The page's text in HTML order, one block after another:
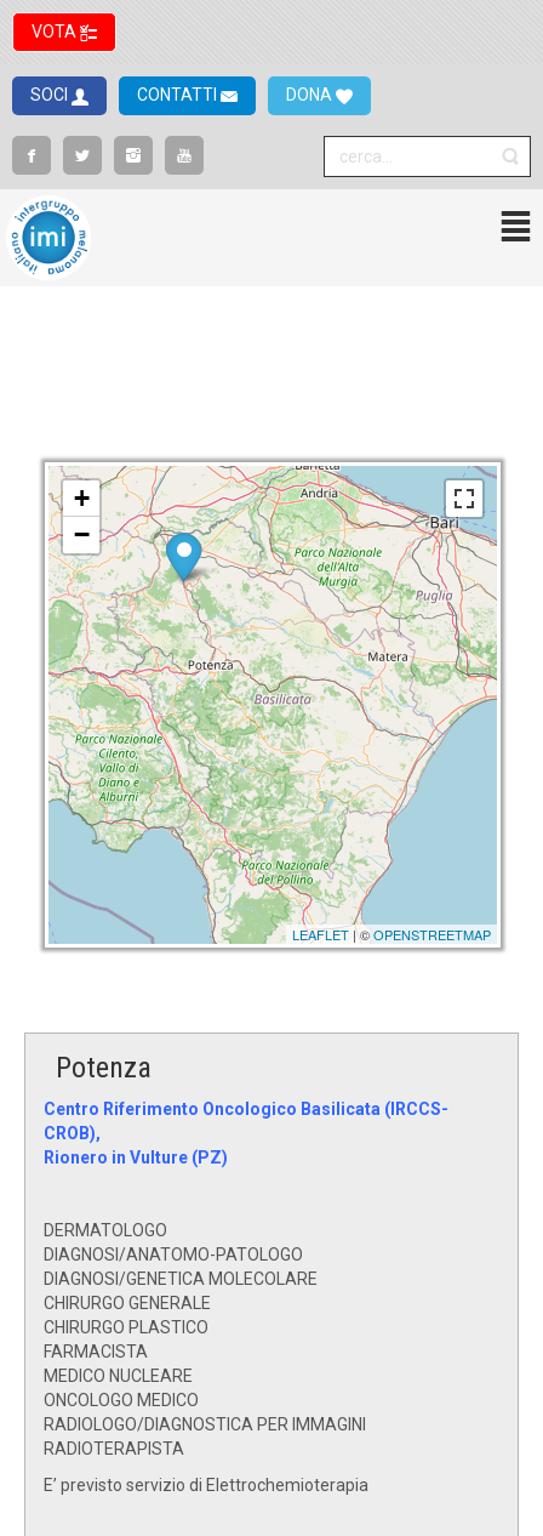
VOTA
SOCI CONTATTI DONA
+
−
LEAFLET | ©OPENSTREETMAP
Potenza
Centro Riferimento Oncologico Basilicata (IRCCS-
CROB),
Rionero in Vulture (PZ)
DERMATOLOGO
DIAGNOSI/ANATOMO-PATOLOGO
DIAGNOSI/GENETICA MOLECOLARE
CHIRURGO GENERALE
CHIRURGO PLASTICO
FARMACISTA
MEDICO NUCLEARE
ONCOLOGO MEDICO
RADIOLOGO/DIAGNOSTICA PER IMMAGINI
RADIOTERAPISTA
E’ previsto servizio di Elettrochemioterapia